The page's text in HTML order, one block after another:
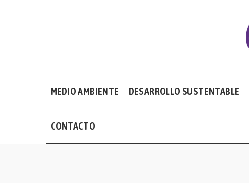
MEDIO AMBIENTE DESARROLLO SUSTENTABLE
CONTACTO